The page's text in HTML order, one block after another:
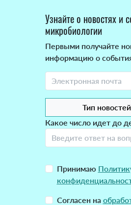
Узнайте о новостях и
микробиологии
Первыми получайте
информацию о
Тип новостей
Какое число идет до
Принимаю
Согласен на